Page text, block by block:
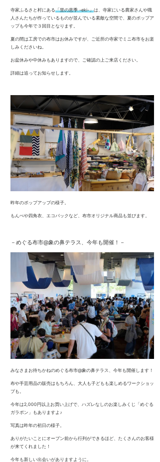
寺家ふるさと村にある「里の恵季 -eki-」は、寺家にいる農家さんや職
人さんたちが作っているものが並んでいる素敵な空間で、夏のポップア
ップも今年で３回目となります。
夏の間は工房での布市はお休みですが、ご近所の寺家でミニ布市をお楽
しみくださいね。
お盆休みや中休みもありますので、ご確認の上ご来店ください。
詳細は追ってお知らせします。
昨年のポップアップの様子。
もんぺや四角衣、エコバックなど、布市オリジナル商品も並びます。
－ めぐる布市@象の鼻テラス、今年も開催！ －
みなさまお待ちかねのめぐる布市@象の鼻テラス、今年も開催します！
布や手芸用品の販売はもちろん、大人も子どもも楽しめるワークショッ
プも。
今年は2,000円以上お買い上げで、ハズレなしのお楽しみくじ「めぐる
ガラポン」もありますよ♪
写真は昨年の初日の様子。
ありがたいことにオープン前から行列ができるほど、たくさんのお客様
が来てくれました！
今年も新しい出会いがありますように。